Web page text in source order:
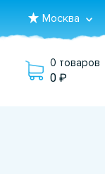
Москва
0 товаров
0